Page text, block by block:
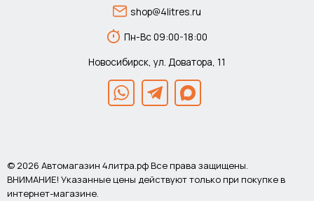
shop@4litres.ru
Пн-Вс 09:00-18:00
Новосибирск, ул. Доватора, 11
© 2026 Автомагазин 4литра.рф Все права защищены.
ВНИМАНИЕ! Указанные цены действуют только при покупке в
интернет-магазине.